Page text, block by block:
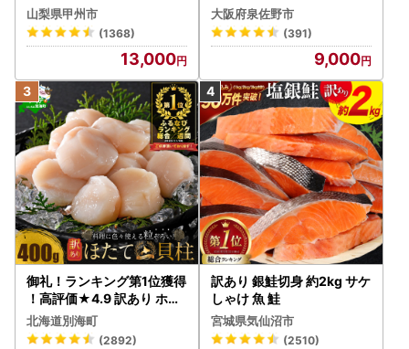
カット 約1.3kg 2～3房【2
026年発送】（MG）B12-
472 FN-Limited-VO シャ
インマスカット フルーツ
山梨県甲州市
(1368)
13,000
大阪府泉佐野市
(391)
9,000
御礼！ランキング第1位獲得
！高評価★4.9 訳あり ホタ
テ 400g（ほたて 帆立 貝柱
冷凍 ）
北海道別海町
(2892)
訳あり 銀鮭切身 約2kg サケ
しゃけ 魚 鮭
宮城県気仙沼市
(2510)